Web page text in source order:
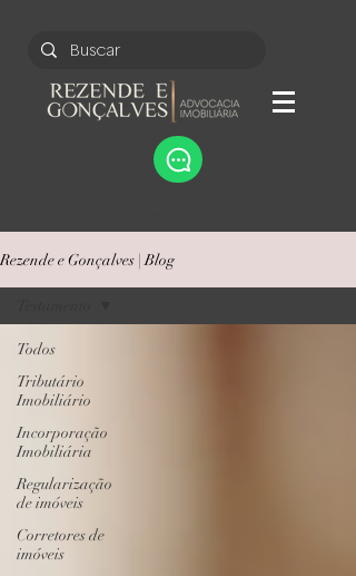
Rezende e Gonçalves | Blog
Todos
Tributário
Imobiliário
Incorporação
Imobiliária
Regularização
de imóveis
Corretores de
imóveis